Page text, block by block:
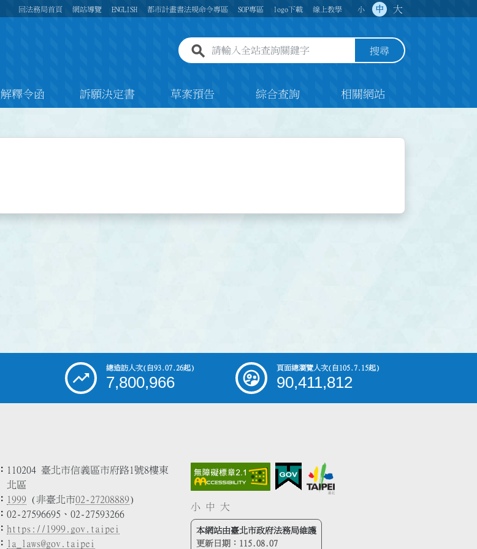
回法務局首頁 網站導覽 ENGLISH 都市計畫書法規命令專區 SOP專區 logo下載 線上教學 小 中 大
全站查詢關鍵字欄位 搜尋
解釋令函 訴願決定書 草案預告 綜合查詢 相關網站
總造訪人次(自93.07.26起)
7,800,966
頁面總瀏覽人次(自105.7.15起)
90,411,812
110204 臺北市信義區市府路1號8樓東
北區
1999 (非臺北市02-27208889)
02-27596695、02-27593266
https://1999.gov.taipei
la_laws@gov.taipei
小 中 大
本網站由臺北市政府法務局維護
更新日期： 115.08.07